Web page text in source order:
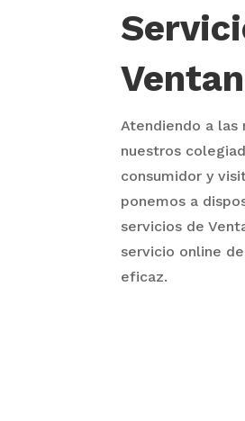
Atendiendo a las
nuestros
consumidor y
ponemos a
servicios de
servicio online
eficaz.